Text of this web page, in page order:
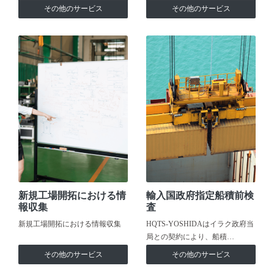
その他のサービス その他のサービス
新規工場開拓における情
報収集
新規工場開拓における情報収集
その他のサービス
輸入国政府指定船積前検
査
HQTS-YOSHIDAはイラク政府当
局との契約により、船積…
その他のサービス